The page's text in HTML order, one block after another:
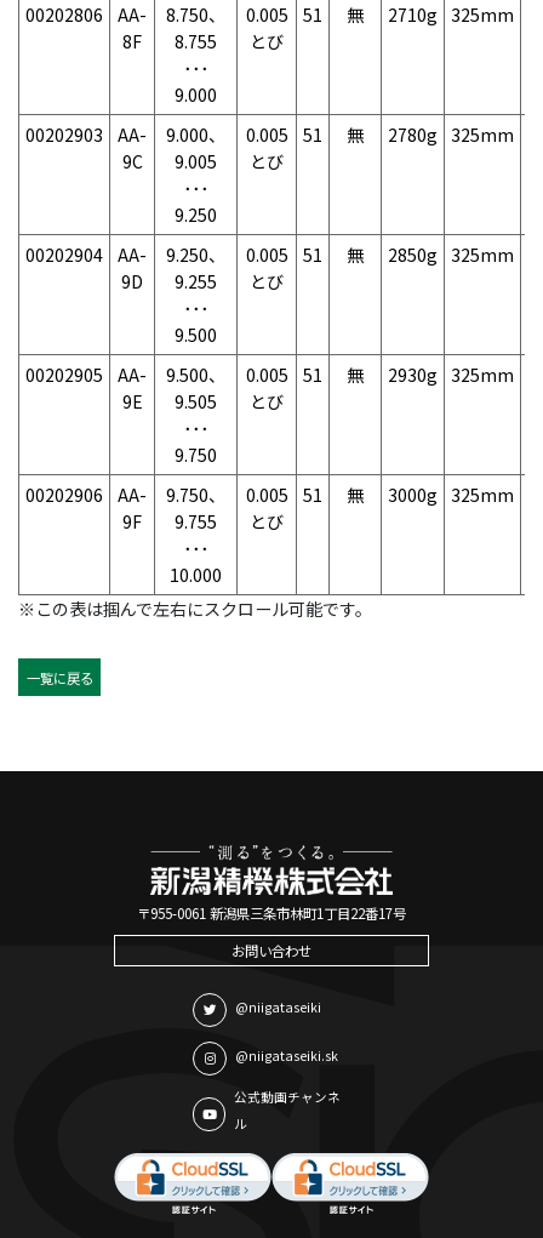
00202806
AA-
8F
8.750、
8.755
･･･
9.000
0.005
とび
51 無 2710g 325mm
00202903
AA-
9C
9.000、
9.005
･･･
9.250
0.005
とび
51 無 2780g 325mm
00202904 AA-
9D
9.250、
9.255
･･･
9.500
0.005
とび
51 無 2850g 325mm
00202905
AA-
9E
9.500、
9.505
･･･
9.750
0.005
とび
51 無 2930g 325mm
00202906
AA-
9F
9.750、
9.755
･･･
10.000
0.005
とび
51 無 3000g 325mm
※この表は掴んで左右にスクロール可能です。
一覧に戻る
〒955-0061 新潟県三条市林町1丁目22番17号
お問い合わせ
@niigataseiki
@niigataseiki.sk
公式動画チャンネ
ル